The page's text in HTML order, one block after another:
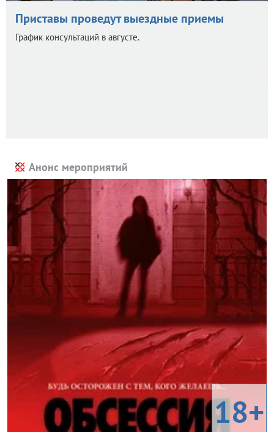
Приставы проведут выездные приемы
График консультаций в августе.
Анонс мероприятий
18+